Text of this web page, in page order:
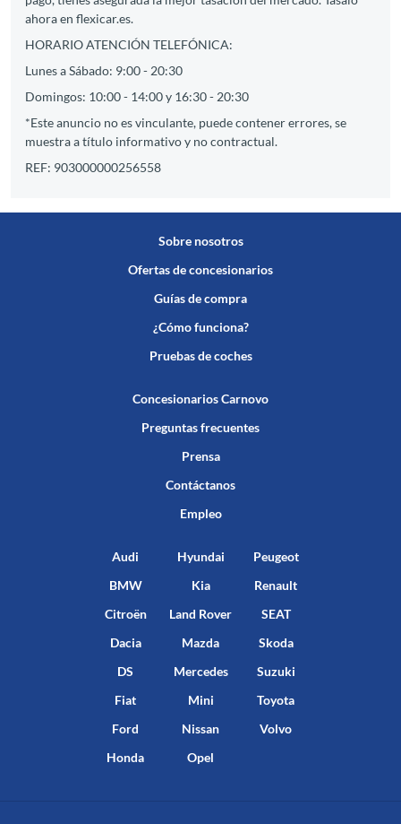
ahora en flexicar.es.
HORARIO ATENCIÓN TELEFÓNICA:
Lunes a Sábado: 9:00 - 20:30
Domingos: 10:00 - 14:00 y 16:30 - 20:30
*Este anuncio no es vinculante, puede contener errores, se
muestra a título informativo y no contractual.
REF: 903000000256558
Sobre nosotros
Ofertas de concesionarios
Guías de compra
¿Cómo funciona?
Pruebas de coches
Concesionarios Carnovo
Preguntas frecuentes
Prensa
Contáctanos
Empleo
Audi
BMW
Citroën
Dacia
DS
Fiat
Ford
Honda
Hyundai
Kia
Land Rover
Mazda
Mercedes
Mini
Nissan
Opel
Peugeot
Renault
SEAT
Skoda
Suzuki
Toyota
Volvo